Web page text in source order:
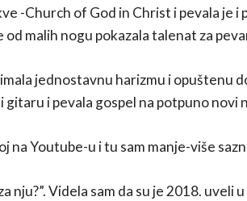
-Church of God in Christ i pevala je i
od malih nogu pokazala talenat za
jednostavnu harizmu i opuštenu
i pevala gospel na potpuno novi
na Youtube-u i tu sam manje-više
nju?”. Videla sam da su je 2018. uveli